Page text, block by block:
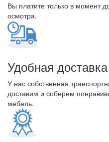
Вы платите только в момент
осмотра.
Удобная доставка
У нас собственная
доставим и соберем
мебель.